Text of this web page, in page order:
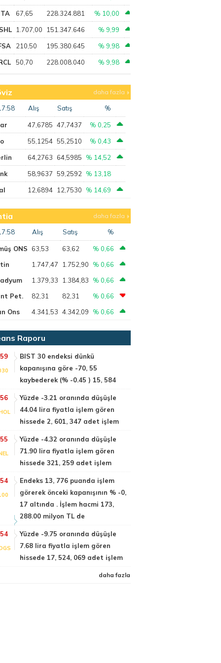
67,65 228.324.881 % 10,00
1.707,00 151.347.646 % 9,99
210,50 195.380.645 % 9,98
50,70 228.008.040 % 9,98
daha fazla
Alış Satış %
47,6785 47,7437 % 0,25
55,1254 55,2510 % 0,43
64,2763 64,5985 % 14,52
58,9637 59,2592 % 13,18
12,6894 12,7530 % 14,69
daha fazla
Alış Satış %
ONS 63,53 63,62
% 0,66
1.747,47 1.752,90
% 0,66
1.379,33 1.384,83
% 0,66
Pet.
82,31 82,31
% 0,66
Ons
4.341,53 4.342,09 % 0,66
Raporu
BIST 30 endeksi dünkü
kapanışına göre -70, 55
kaybederek (% -0.45 ) 15, 584
Yüzde -3.21 oranında düşüşle
44.04 lira fiyatla işlem gören
hissede 2, 601, 347 adet işlem
Yüzde -4.32 oranında düşüşle
71.90 lira fiyatla işlem gören
hissede 321, 259 adet işlem
Endeks 13, 776 puanda işlem
görerek önceki kapanışının % -0,
17 altında . İşlem hacmi 173,
288.00 milyon TL de
Yüzde -9.75 oranında düşüşle
7.68 lira fiyatla işlem gören
hissede 17, 524, 069 adet işlem
daha fazla